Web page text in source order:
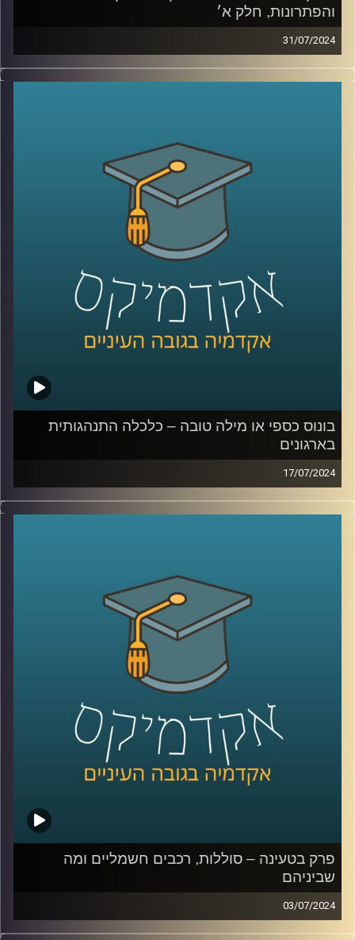
והפתרונות, חלק א׳
31/07/2024
בעשורים הקרובים צפויים שינויים רבים באקלים, דבר המהווה
אתגר לחקלאות ברחבי העולם
מאז המאה ה-18 ועד היום בני האדם ניסו להשתלט על הטבע
ובכך הבדיל את עצמינו מהציידים והלקטים של פעם.
התחלנו להשתמש בדישון , הדברה, הנדסה גנטית ועוד,
היום אנחנו יודעים שלא הצלחנו לנצח את הטבע. ומחקרים
מראים שדישון כימי פוגע בעמידות של הצמח, ובנו.
אז מה הפתרון? לחקלאות האקולוגית יש כמה תשובות
וכדי לדון בהן הצטרפה אלינו ד"ר קרני לוטן מרקוס מבית הספר
לקיימות באוניברסיטת רייכמן, חוקרת מערכות לגידול מזון
קרדיט תמונות:AudioVersity
בונוס כספי או מילה טובה – כלכלה התנהגותית
בארגונים
17/07/2024
דמיינו את התרחיש הבא:
אתם בעבודה שלכם עובדים קשה – ופתאום הבוס שלכם
ככל הנראה רובכם תופתעו לשמוע שהתשובה היא דווקא לא
כסף מזומן. מהמחקרים, שערך הפסיכולוג ד"ר גיא הוכמן
באוניברסיטת דיוק, עולה כי עובדים אמנם אומרים שהם רוצים
כסף מזומן, אבל מה שהם באמת רוצים זו מילה טובה מהבוס.
המקרה הזה מצטרף לשורה גדולה של מקרים שנחקרו על ידי
הכלכלה ההתנהגותית ונמצא שהתשובה האינטואיטיבית או
ההגיונית היא לא תמיד הנכונה
אז על זה ועוד הצטרף אלינו ד״ר גיא הוכמן, ראש תכנית התואר
השני בכלכלה התנהגותית באוניברסיטת רייכמן
קרדיט תמונות:AudioVersity
פרק בטעינה – סוללות, רכבים חשמליים ומה
שביניהם
03/07/2024
שוק הרכבים החשמליים בישראל הולך וגדל.